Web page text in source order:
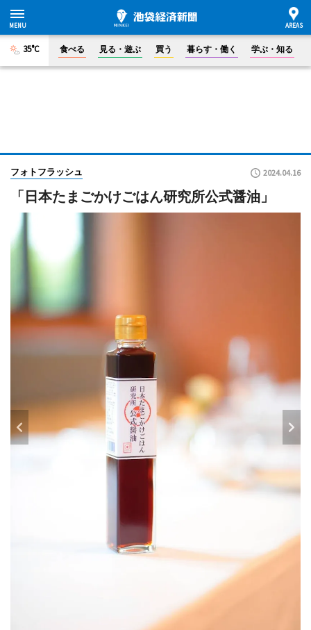
35°C 食べる 見る・遊ぶ 買う 暮らす・働く 学ぶ・知る
フォトフラッシュ 2024.04.16
「日本たまごかけごはん研究所公式醤油」